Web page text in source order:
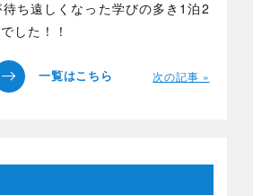
ち遠しくなった学びの多き1泊2
した！！
次の記事 »